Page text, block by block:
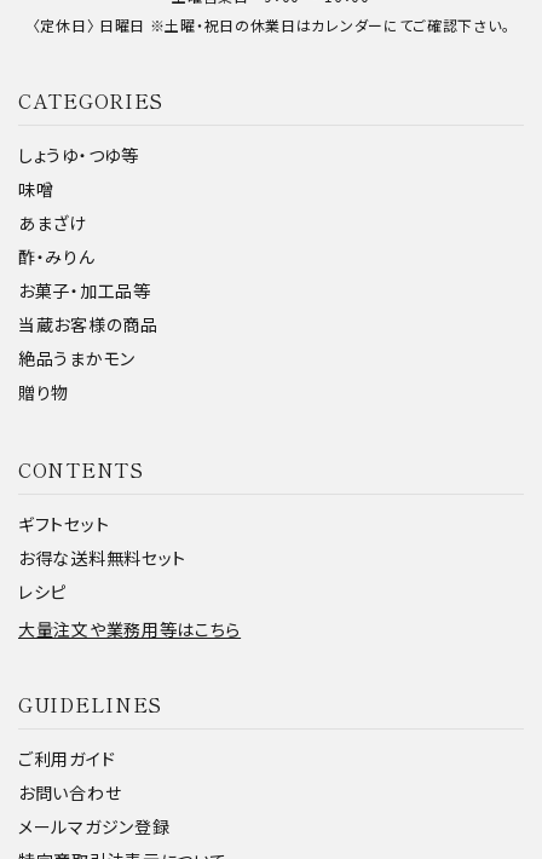
CATEGORIES
しょうゆ・つゆ等
味噌
あまざけ
酢・みりん
お菓子・加工品等
当蔵お客様の商品
絶品うまかモン
贈り物
CONTENTS
ギフトセット
お得な送料無料セット
レシピ
大量注文や業務用等はこちら
GUIDELINES
ご利用ガイド
お問い合わせ
メールマガジン登録
〈定休日〉 日曜日 ※土曜・祝日の休業日はカレンダーにてご確認下さい。